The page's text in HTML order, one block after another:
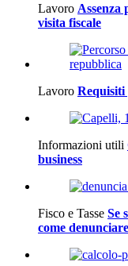
Lavoro Assenza
visita fiscale
Lavoro Requisiti
Informazioni utili
business
Fisco e Tasse Se
come denunciare